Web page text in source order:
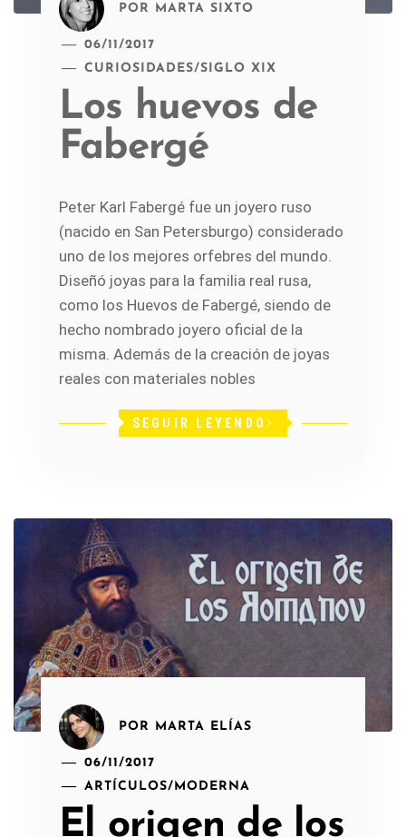
POR MARTA SIXTO
06/11/2017
CURIOSIDADES/SIGLO XIX
Los huevos de
Fabergé
Peter Karl Fabergé fue un joyero ruso
(nacido en San Petersburgo) considerado
uno de los mejores orfebres del mundo.
Diseñó joyas para la familia real rusa,
como los Huevos de Fabergé, siendo de
hecho nombrado joyero oficial de la
misma. Además de la creación de joyas
reales con materiales nobles
SEGUIR LEYENDO
POR MARTA ELÍAS
06/11/2017
ARTÍCULOS/ MODERNA
El origen de los